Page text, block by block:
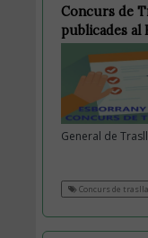
Concurs de
publicades al
General de
Concurs de